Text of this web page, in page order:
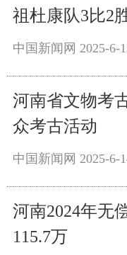
祖杜康队3比2
中国新闻网 2025-6-
河南省文物考
众考古活动
中国新闻网 2025-6-
河南2024年无
115.7万